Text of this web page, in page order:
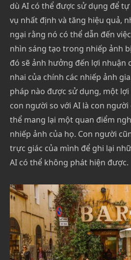
dù AI có thể được sử dụng để
vụ nhất định và tăng hiệu quả,
ngại rằng nó có thể dẫn đến
nhìn sáng tạo trong nhiếp ảnh
đó sẽ ảnh hưởng đến lợi nhuận
nhai của chính các nhiếp ảnh
pháp nào được sử dụng, một
con người so với AI là con người
thể mang lại một quan điểm
nhiếp ảnh của họ. Con người
trực giác của mình để ghi lại
AI có thể không phát hiện được.